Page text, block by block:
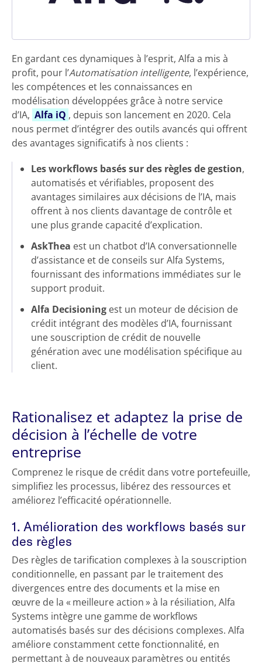
En gardant ces dynamiques à l’esprit, Alfa a mis à
profit, pour l’Automatisation intelligente, l’expérience,
les compétences et les connaissances en
modélisation développées grâce à notre service
d’IA, Alfa iQ , depuis son lancement en 2020. Cela
nous permet d’intégrer des outils avancés qui offrent
des avantages significatifs à nos clients :
Les workflows basés sur des règles de gestion,
automatisés et vérifiables, proposent des
avantages similaires aux décisions de l’IA, mais
offrent à nos clients davantage de contrôle et
une plus grande capacité d’explication.
AskThea est un chatbot d’IA conversationnelle
d’assistance et de conseils sur Alfa Systems,
fournissant des informations immédiates sur le
support produit.
Alfa Decisioning est un moteur de décision de
crédit intégrant des modèles d’IA, fournissant
une souscription de crédit de nouvelle
génération avec une modélisation spécifique au
client.
Rationalisez et adaptez la prise de
décision à l’échelle de votre
entreprise
Comprenez le risque de crédit dans votre portefeuille,
simplifiez les processus, libérez des ressources et
améliorez l’efficacité opérationnelle.
1. Amélioration des workflows basés sur
des règles
Des règles de tarification complexes à la souscription
conditionnelle, en passant par le traitement des
divergences entre des documents et la mise en
œuvre de la « meilleure action » à la résiliation, Alfa
Systems intègre une gamme de workflows
automatisés basés sur des décisions complexes. Alfa
améliore constamment cette fonctionnalité, en
permettant à de nouveaux paramètres ou entités